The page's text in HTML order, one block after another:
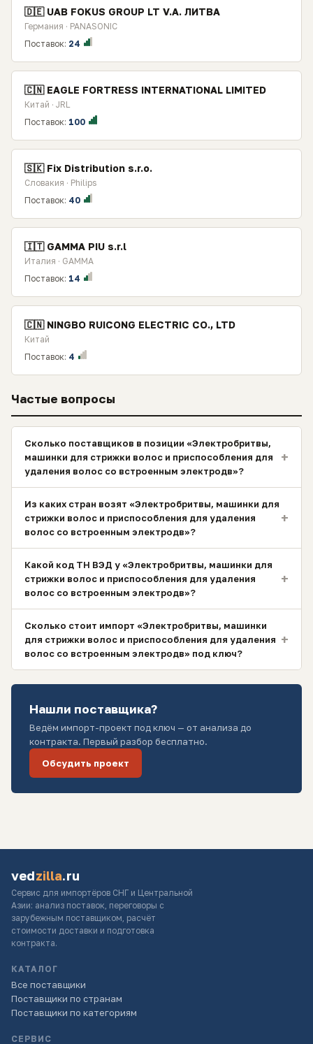
🇩🇪 UAB FOKUS GROUP LT V.A. ЛИТВА
Германия · PANASONIC
Поставок: 24
🇨🇳 EAGLE FORTRESS INTERNATIONAL LIMITED
Китай · JRL
Поставок: 100
🇸🇰 Fix Distribution s.r.o.
Словакия · Philips
Поставок: 40
🇮🇹 GAMMA PIU s.r.l
Италия · GAMMA
Поставок: 14
🇨🇳 NINGBO RUICONG ELECTRIC CO., LTD
Китай
Поставок: 4
Частые вопросы
Сколько поставщиков в позиции «Электробритвы,
машинки для стрижки волос и приспособления для
удаления волос со встроенным электродв»?
+
Из каких стран возят «Электробритвы, машинки для
стрижки волос и приспособления для удаления
волос со встроенным электродв»?
+
Какой код ТН ВЭД у «Электробритвы, машинки для
стрижки волос и приспособления для удаления
волос со встроенным электродв»?
+
Сколько стоит импорт «Электробритвы, машинки
для стрижки волос и приспособления для удаления
волос со встроенным электродв» под ключ?
+
Нашли поставщика?
Ведём импорт-проект под ключ — от анализа до
контракта. Первый разбор бесплатно.
Обсудить проект
vedzilla.ru
Сервис для импортёров СНГ и Центральной
Азии: анализ поставок, переговоры с
зарубежным поставщиком, расчёт
стоимости доставки и подготовка
контракта.
КАТАЛОГ
Все поставщики
Поставщики по странам
Поставщики по категориям
СЕРВИС